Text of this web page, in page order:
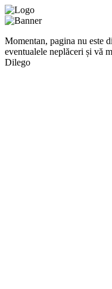
Momentan, pagina nu este
eventualele neplăceri și vă
Dilego